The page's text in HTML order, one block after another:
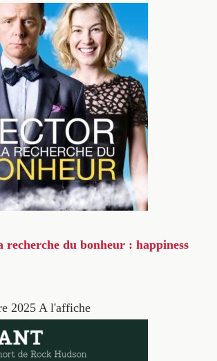
recherche du bonheur : happiness
2025 A l'affiche